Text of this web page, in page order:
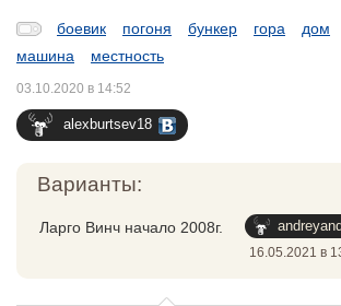
боевик погоня бункер гора дом
машина
местность
alexburtsev18
03.10.2020 в 14:52
Варианты:
Ларго Винч начало 2008г.
16.05.2021 в